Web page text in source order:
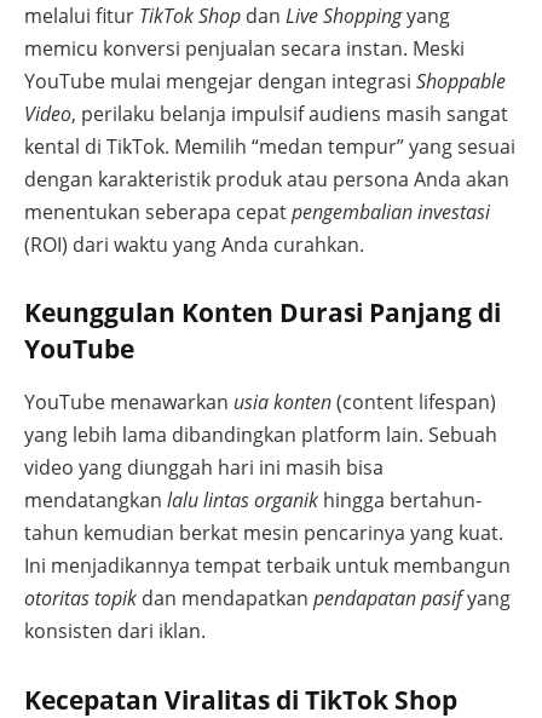
melalui fitur TikTok Shop dan Live Shoppingyang
memicu konversi penjualan secara instan. Meski
YouTube mulai mengejar dengan integrasi Shoppable
Video, perilaku belanja impulsif audiens masih sangat
kental di TikTok. Memilih “medan tempur” yang sesuai
dengan karakteristik produk atau persona Anda akan
menentukan seberapa cepatpengembalian investasi
(ROI) dari waktu yang Anda curahkan.
Keunggulan Konten Durasi Panjang di
YouTube
YouTube menawarkan usia konten(content lifespan)
yang lebih lama dibandingkan platform lain. Sebuah
video yang diunggah hari ini masih bisa
mendatangkan lalu lintas organik hingga bertahun-
tahun kemudian berkat mesin pencarinya yang kuat.
Ini menjadikannya tempat terbaik untuk membangun
otoritas topik dan mendapatkan pendapatan pasifyang
konsisten dari iklan.
Kecepatan Viralitas di TikTok Shop